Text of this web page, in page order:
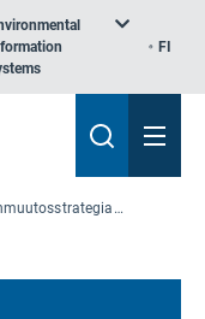
FI
Pyreneiden ilmastonmuutosstrategian osallistava prosessi käynnistyy